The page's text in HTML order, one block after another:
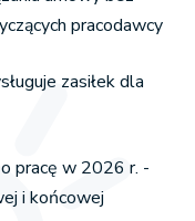
pracodawcy
zasiłek dla
pracę w 2026 r. -
i końcowej